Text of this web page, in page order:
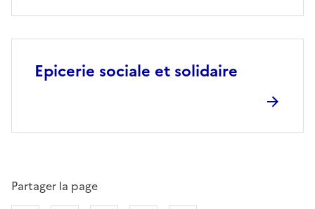
Epicerie sociale et solidaire
Partager la page